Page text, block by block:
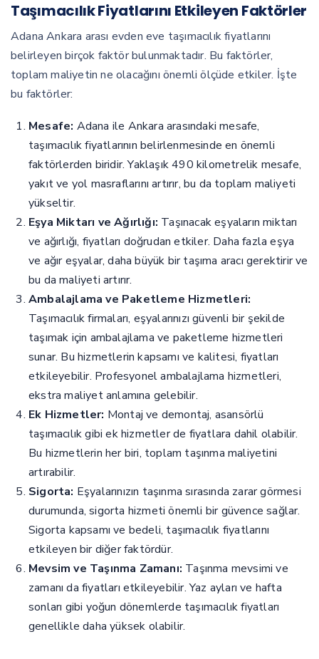
Taşımacılık Fiyatlarını Etkileyen Faktörler
Adana Ankara arası evden eve taşımacılık fiyatlarını
belirleyen birçok faktör bulunmaktadır. Bu faktörler,
toplam maliyetin ne olacağını önemli ölçüde etkiler. İşte
bu faktörler:
Mesafe: Adana ile Ankara arasındaki mesafe,
taşımacılık fiyatlarının belirlenmesinde en önemli
faktörlerden biridir. Yaklaşık 490 kilometrelik mesafe,
yakıt ve yol masraflarını artırır, bu da toplam maliyeti
yükseltir.
Eşya Miktarı ve Ağırlığı: Taşınacak eşyaların miktarı
ve ağırlığı, fiyatları doğrudan etkiler. Daha fazla eşya
ve ağır eşyalar, daha büyük bir taşıma aracı gerektirir ve
bu da maliyeti artırır.
Ambalajlama ve Paketleme Hizmetleri:
Taşımacılık firmaları, eşyalarınızı güvenli bir şekilde
taşımak için ambalajlama ve paketleme hizmetleri
sunar. Bu hizmetlerin kapsamı ve kalitesi, fiyatları
etkileyebilir. Profesyonel ambalajlama hizmetleri,
ekstra maliyet anlamına gelebilir.
Ek Hizmetler: Montaj ve demontaj, asansörlü
taşımacılık gibi ek hizmetler de fiyatlara dahil olabilir.
Bu hizmetlerin her biri, toplam taşınma maliyetini
artırabilir.
Sigorta: Eşyalarınızın taşınma sırasında zarar görmesi
durumunda, sigorta hizmeti önemli bir güvence sağlar.
Sigorta kapsamı ve bedeli, taşımacılık fiyatlarını
etkileyen bir diğer faktördür.
Mevsim ve Taşınma Zamanı: Taşınma mevsimi ve
zamanı da fiyatları etkileyebilir. Yaz ayları ve hafta
sonları gibi yoğun dönemlerde taşımacılık fiyatları
genellikle daha yüksek olabilir.